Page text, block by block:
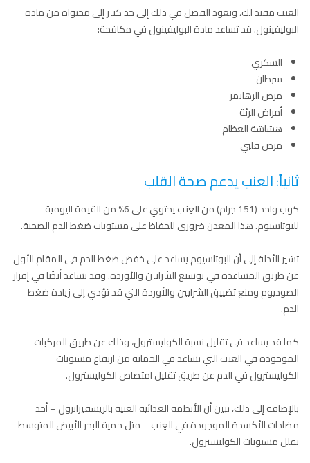
العِنب مفيد لك، ويعود الفضل في ذلك إلى حد كبير إلى محتواه من مادة
البوليفينول. قد تساعد مادة البوليفينول في مكافحة:
السكري
سرطان
مرض الزهايمر
أمراض الرئة
هشاشة العظام
مرض قلبي
ثانياً: العنب يدعم صحة القلب
كوب واحد (151 جرام) من العِنب يحتوي على 6% من القيمة اليومية
للبوتاسيوم. هذا المعدن ضروري للحفاظ على مستويات ضغط الدم الصحية.
تشير الأدلة إلى أن البوتاسيوم يساعد على خفض ضغط الدم في المقام الأول
عن طريق المساعدة في توسيع الشرايين والأوردة. وقد يساعد أيضًا في إفراز
الصوديوم ومنع تضييق الشرايين والأوردة التي قد تؤدي إلى زيادة ضغط
الدم.
كما قد يساعد في تقليل نسبة الكوليسترول، وذلك عن طريق المركبات
الموجودة في العِنب التي تساعد في الحماية من ارتفاع مستويات
الكوليسترول في الدم عن طريق تقليل امتصاص الكوليسترول.
بالإضافة إلى ذلك، تبين أن الأنظمة الغذائية الغنية بالريسفيراترول – أحد
مضادات الأكسدة الموجودة في العِنب – مثل حمية البحر الأبيض المتوسط
تقلل مستويات الكوليسترول.